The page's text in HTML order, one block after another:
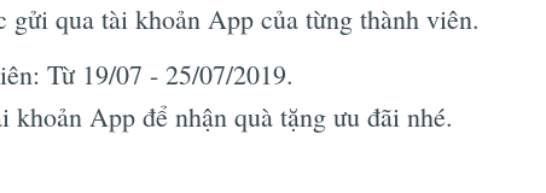
qua tài khoản App của từng thành viên.
Từ 19/07 - 25/07/2019.
App để nhận quà tặng ưu đãi nhé.